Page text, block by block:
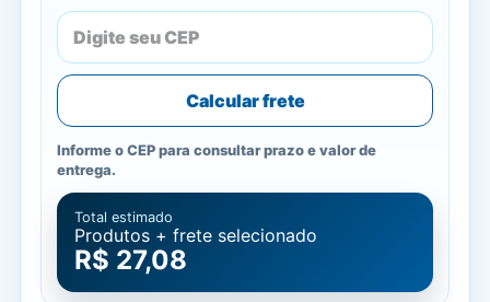
Calcular frete
Informe o CEP para consultar prazo e valor de
entrega.
Total estimado
Produtos + frete selecionado
R$ 27,08